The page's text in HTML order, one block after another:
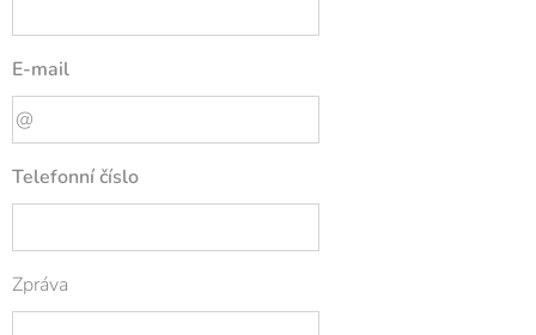
E-mail
Telefonní číslo
Zpráva